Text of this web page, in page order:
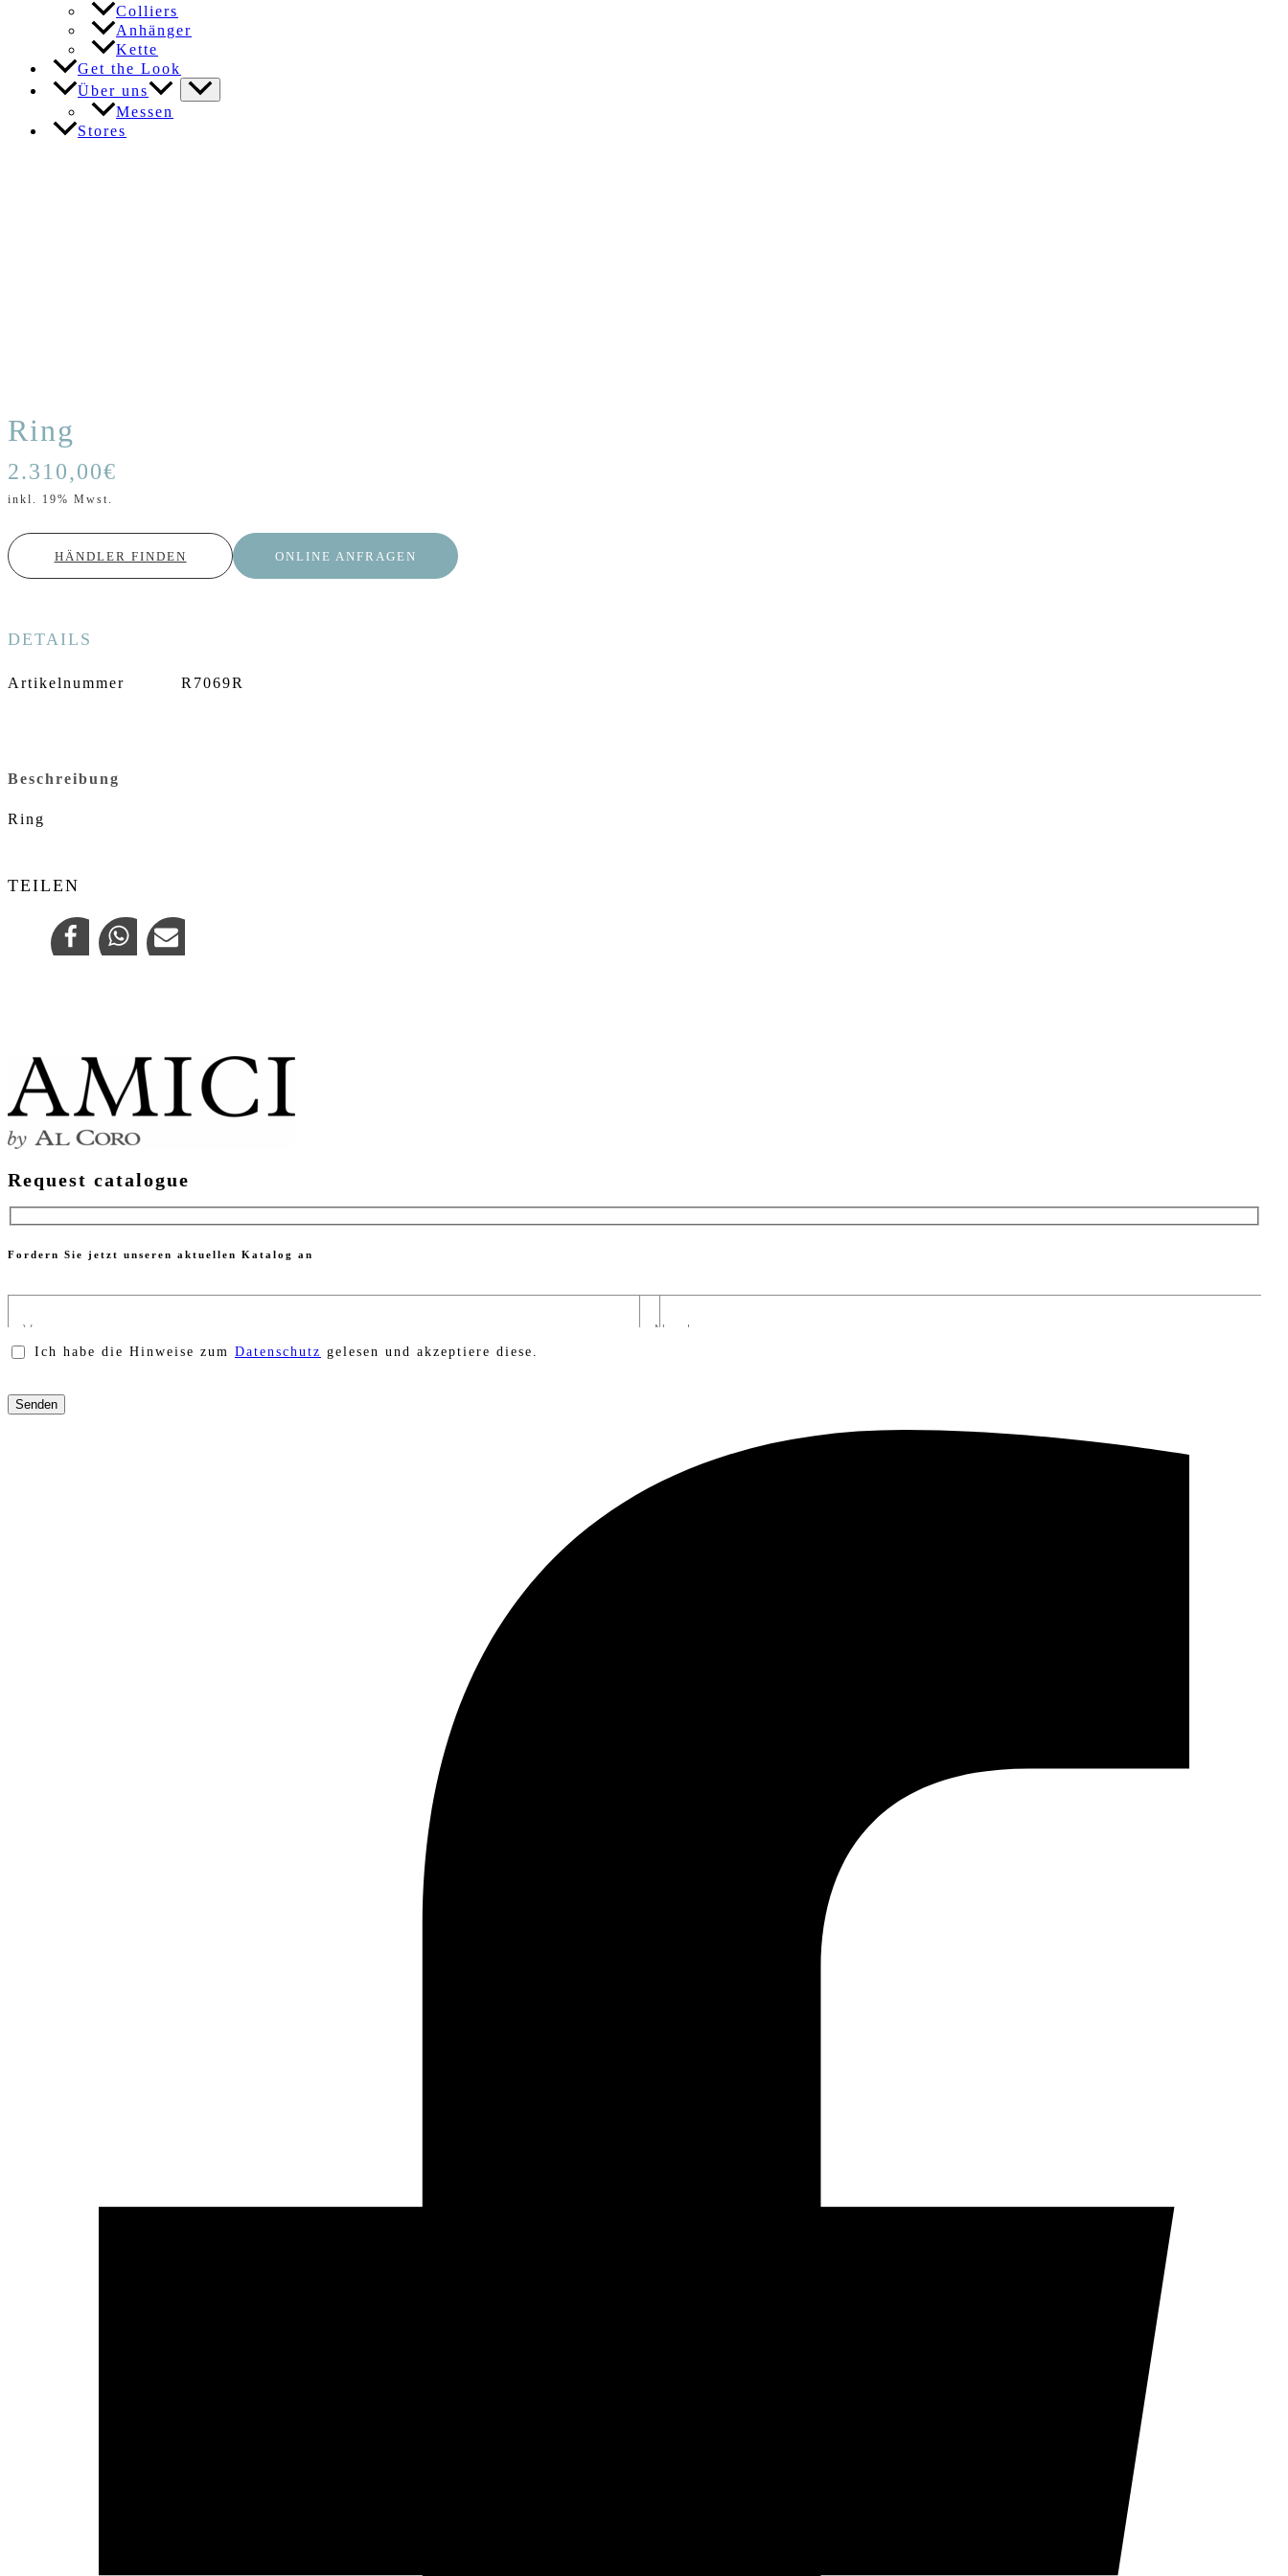
Colliers
Anhänger
Kette
Get the Look
Über uns
Messen
Stores
Ring
2.310,00€
inkl. 19% Mwst.
DETAILS
Artikelnummer R7069R
HÄNDLER FINDEN ONLINE ANFRAGEN
Beschreibung
Ring
TEILEN
Request catalogue
Fordern Sie jetzt unseren aktuellen Katalog an
Ich habe die Hinweise zum Datenschutz gelesen und akzeptiere diese.
lasse